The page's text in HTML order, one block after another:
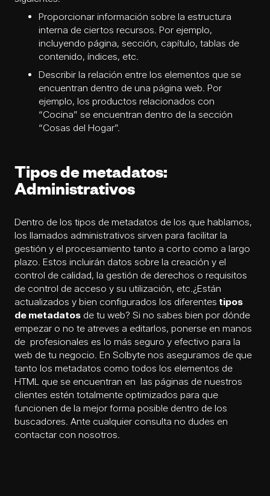
Proporcionar información sobre la estructura
interna de ciertos recursos. Por ejemplo,
incluyendo página, sección, capítulo, tablas de
contenido, índices, etc.
Describir la relación entre los elementos que se
encuentran dentro de una página web. Por
ejemplo, los productos relacionados con
“Cocina” se encuentran dentro de la sección
“Cosas del Hogar”.
Tipos de metadatos:
Administrativos
Dentro de los tipos de metadatos de los que hablamos,
los llamados administrativos sirven para facilitar la
gestión y el procesamiento tanto a corto como a largo
plazo. Estos incluirán datos sobre la creación y el
control de calidad, la gestión de derechos o requisitos
de control de acceso y su utilización, etc.¿Están
actualizados y bien configurados los diferentes tipos
de metadatos de tu web? Si no sabes bien por dónde
empezar o no te atreves a editarlos, ponerse en manos
de profesionales es lo más seguro y efectivo para la
web de tu negocio. En Solbyte nos aseguramos de que
tanto los metadatos como todos los elementos de
HTML que se encuentran en las páginas de nuestros
clientes estén totalmente optimizados para que
funcionen de la mejor forma posible dentro de los
buscadores. Ante cualquier consulta no dudes en
contactar con nosotros.